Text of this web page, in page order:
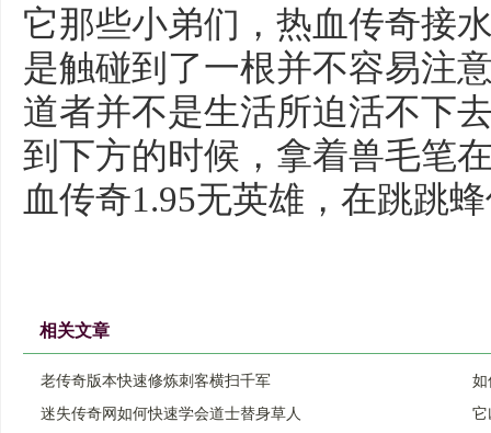
它那些小弟们，热血传奇接
是触碰到了一根并不容易注
道者并不是生活所迫活不下
到下方的时候，拿着兽毛笔
血传奇1.95无英雄，在跳跳
相关文章
老传奇版本快速修炼刺客横扫千军
如
迷失传奇网如何快速学会道士替身草人
它